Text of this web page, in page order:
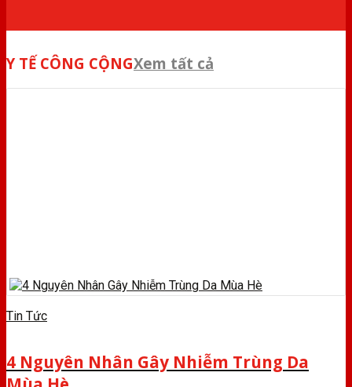
Y TẾ CÔNG CỘNGXem tất cả
Tin Tức
4 Nguyên Nhân Gây Nhiễm Trùng Da